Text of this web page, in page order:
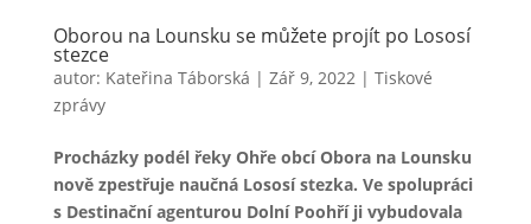
Oborou na Lounsku se můžete projít po Lososí
stezce
autor: Kateřina Táborská | Zář 9, 2022 | Tiskové
zprávy
Procházky podél řeky Ohře obcí Obora na Lounsku
nově zpestřuje naučná Lososí stezka. Ve spolupráci
s Destinační agenturou Dolní Poohří ji vybudovala